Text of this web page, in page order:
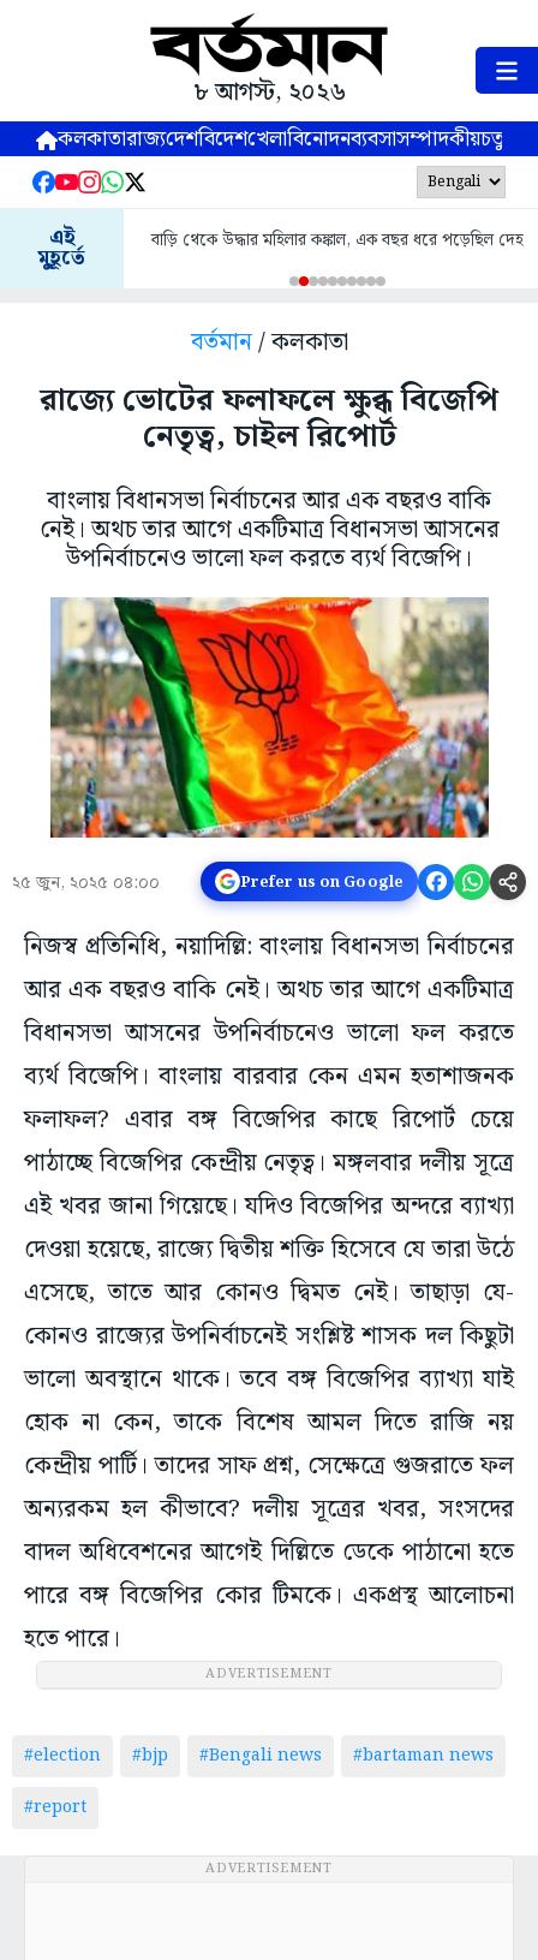
৮ আগস্ট, ২০২৬
কলকাতারাজ্যদেশবিদেশখেলাবিনোদনব্যবসাসম্পাদকীয়
এই
মুহূর্তে
বাড়ি থেকে উদ্ধার মহিলার কঙ্কাল, এক বছর ধরে পড়েছিল দেহ
বর্তমান/ কলকাতা
রাজ্যে ভোটের ফলাফলে ক্ষুব্ধ বিজেপি
নেতৃত্ব, চাইল রিপোর্ট
বাংলায় বিধানসভা নির্বাচনের আর এক বছরও বাকি
নেই। অথচ তার আগে একটিমাত্র বিধানসভা আসনের
উপনির্বাচনেও ভালো ফল করতে ব্যর্থ বিজেপি।
২৫ জুন, ২০২৫ ০৪:০০ Prefer us on Google
নিজস্ব প্রতিনিধি, নয়াদিল্লি: বাংলায় বিধানসভা নির্বাচনের
আর এক বছরও বাকি নেই। অথচ তার আগে একটিমাত্র
বিধানসভা আসনের উপনির্বাচনেও ভালো ফল করতে
ব্যর্থ বিজেপি। বাংলায় বারবার কেন এমন হতাশাজনক
ফলাফল? এবার বঙ্গ বিজেপির কাছে রিপোর্ট চেয়ে
পাঠাচ্ছে বিজেপির কেন্দ্রীয় নেতৃত্ব। মঙ্গলবার দলীয় সূত্রে
এই খবর জানা গিয়েছে। যদিও বিজেপির অন্দরে ব্যাখ্যা
দেওয়া হয়েছে, রাজ্যে দ্বিতীয় শক্তি হিসেবে যে তারা উঠে
এসেছে, তাতে আর কোনও দ্বিমত নেই। তাছাড়া যে-
কোনও রাজ্যের উপনির্বাচনেই সংশ্লিষ্ট শাসক দল কিছুটা
ভালো অবস্থানে থাকে। তবে বঙ্গ বিজেপির ব্যাখ্যা যাই
হোক না কেন, তাকে বিশেষ আমল দিতে রাজি নয়
কেন্দ্রীয় পার্টি। তাদের সাফ প্রশ্ন, সেক্ষেত্রে গুজরাতে ফল
অন্যরকম হল কীভাবে? দলীয় সূত্রের খবর, সংসদের
বাদল অধিবেশনের আগেই দিল্লিতে ডেকে পাঠানো হতে
পারে বঙ্গ বিজেপির কোর টিমকে। একপ্রস্থ আলোচনা
হতে পারে।
ADVERTISEMENT
#election #bjp #Bengali news
#bartaman news
#report
ADVERTISEMENT